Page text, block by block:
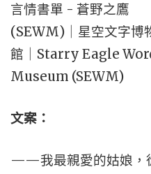
文案：
——我最親愛的姑娘，